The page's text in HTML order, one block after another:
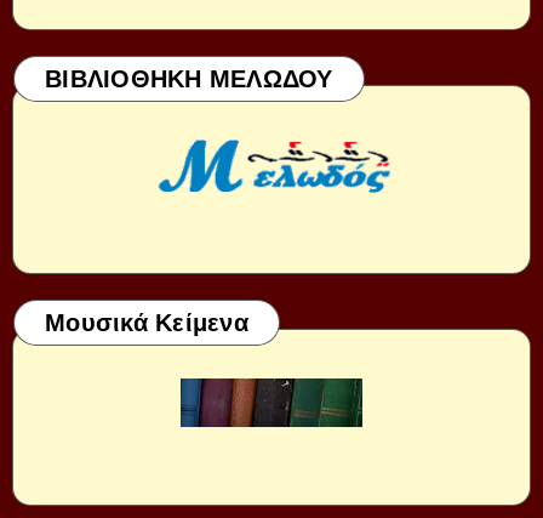
ΒΙΒΛΙΟΘΗΚΗ ΜΕΛΩΔΟΥ
Μουσικά Κείμενα